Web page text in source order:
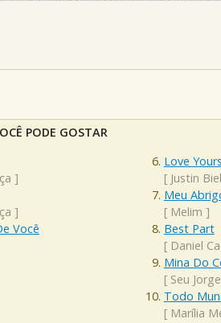
PODE GOSTAR
]
]
Você
Love
[ Justin
Meu
[ Melim ]
Best Part
[ Daniel
Mina Do
[ Seu Jorge
Todo
[ Marília